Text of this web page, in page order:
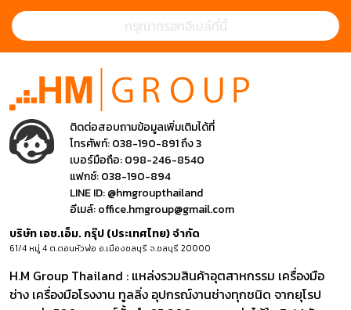
ติดต่อสอบถามข้อมูลเพิ่มเติมได้ที่
โทรศัพท์:038-190-891 ถึง 3
เบอร์มือถือ:098-246-8540
แฟกซ์:038-190-894
LINE ID:@hmgroupthailand
อีเมล์:office.hmgroup@gmail.com
บริษัท เอช.เอ็ม. กรุ๊ป (ประเทศไทย) จำกัด
61/4 หมู่ 4 ต.ดอนหัวฬ่อ อ.เมืองชลบุรี จ.ชลบุรี 20000
H.M Group Thailand : แหล่งรวมสินค้าอุตสาหกรรม เครื่องมือ
ช่าง เครื่องมือโรงงาน ทูลลิ่ง อุปกรณ์งานช่างทุกชนิด จากยุโรป